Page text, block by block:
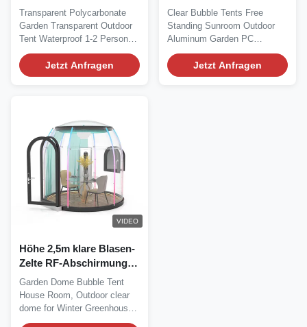
Effekt-Technologie Klare
Blasen-Zelte
Transparent Polycarbonate
Garden Transparent Outdoor
Tent Waterproof 1-2 Person
Bubble Tent for...
Jetzt Anfragen
Freistehendes 10x10
geringer Verlust
Clear Bubble Tents Free
Standing Sunroom Outdoor
Aluminum Garden PC
Polycarbonate Dome House...
Jetzt Anfragen
VIDEO
Höhe 2,5m klare Blasen-
Zelte RF-Abschirmung
Hohe Effizienz
Garden Dome Bubble Tent
House Room, Outdoor clear
dome for Winter Greenhouse
Camping Tent for...